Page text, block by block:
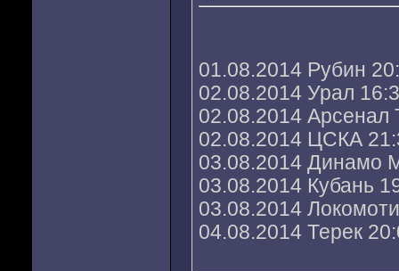
01.08.2014 Рубин
02.08.2014 Урал
02.08.2014 Арсенал
02.08.2014 ЦСКА
03.08.2014 Динамо
03.08.2014 Кубань
03.08.2014
04.08.2014 Терек